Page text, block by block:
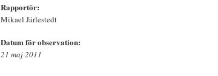
Rapportör:
Mikael Järlestedt
Datum för observation:
21 maj 2011